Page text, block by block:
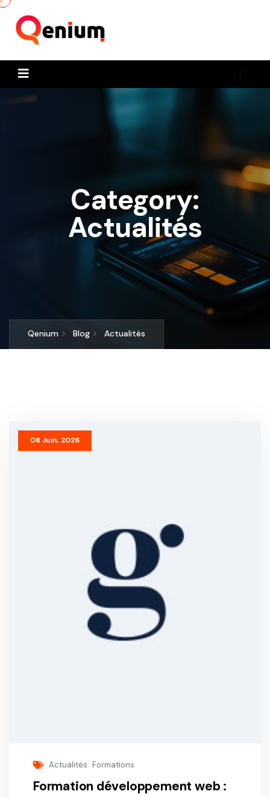
Category:
Actualités
Qenium > Blog > Actualités
08 Juin, 2026
Actualités Formations
Formation développement web :